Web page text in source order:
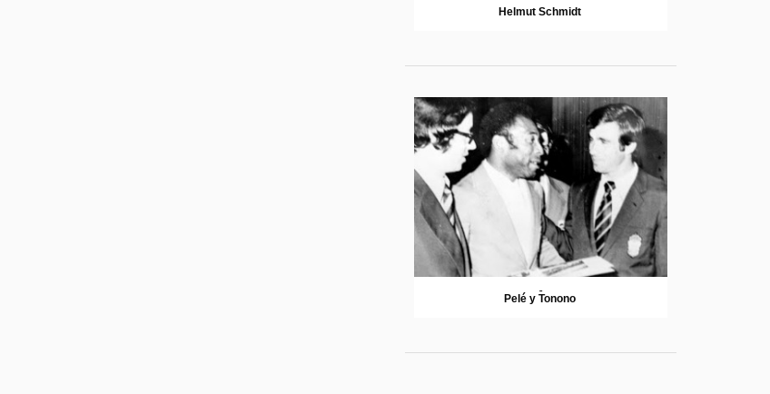
Helmut Schmidt
Pelé y Tonono